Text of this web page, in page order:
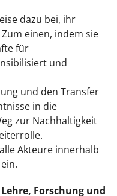
dazu bei, ihr
einen, indem sie
für
und
und den Transfer
in die
zur Nachhaltigkeit
Akteure innerhalb
Lehre, Forschung und